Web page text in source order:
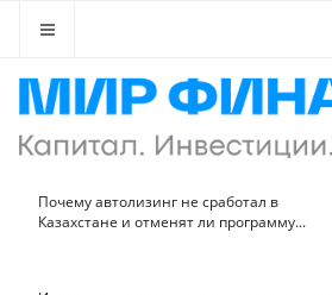
Почему автолизинг не сработал в
Казахстане и отменят ли программу...